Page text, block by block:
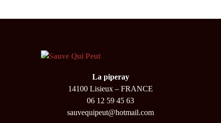
La piperay
14100 Lisieux – FRANCE
06 12 59 45 63
sauvequipeut@hotmail.com